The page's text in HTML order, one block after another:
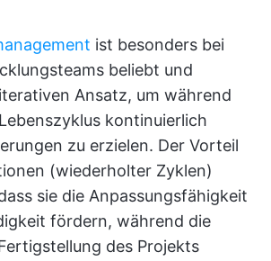
ist besonders bei
beliebt und
Ansatz, um während
kontinuierlich
zu erzielen. Der Vorteil
(wiederholter Zyklen)
sie die Anpassungsfähigkeit
fördern, während die
des Projekts